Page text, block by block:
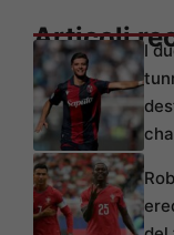
Articoli
I